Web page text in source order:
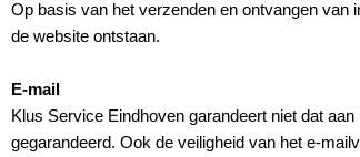
Op basis van het verzenden en ontvangen van
de website ontstaan.
E-mail
Klus Service Eindhoven garandeert niet dat
gegarandeerd. Ook de veiligheid van het e-